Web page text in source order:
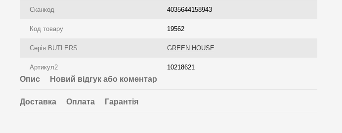
Сканкод 4035644158943
Код товару 19562
Серія BUTLERS GREEN HOUSE
Артикул2 10218621
Опис Новий відгук або коментар
Доставка Оплата Гарантія